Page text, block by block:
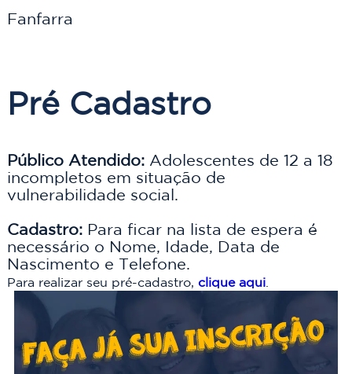
Fanfarra
Pré Cadastro
Público Atendido: Adolescentes de 12 a 18
incompletos em situação de
vulnerabilidade social.
Cadastro: Para ficar na lista de espera é
necessário o Nome, Idade, Data de
Para realizar seu pré-cadastro, clique aqui.